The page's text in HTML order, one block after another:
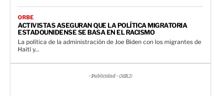
ORBE
ACTIVISTAS ASEGURAN QUE LA POLÍTICA MIGRATORIA
ESTADOUNIDENSE SE BASA EN EL RACISMO
La política de la administración de Joe Biden con los migrantes de
Haití y...
- Publicidad - (MR2)